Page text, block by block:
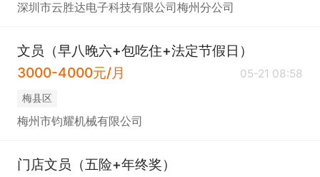
深圳市云胜达电子科技有限公司梅州分公司
文员（早八晚六+包吃住+法定节假日）
3000-4000元/月
05-21 08:58
梅县区
梅州市钧耀机械有限公司
门店文员（五险+年终奖）